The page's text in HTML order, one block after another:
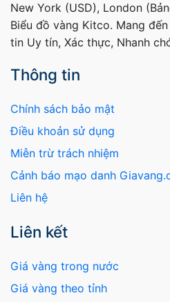
New York (USD), London
Biểu đồ vàng Kitco. Mang
tin Uy tín, Xác thực, Nhanh
Thông tin
Chính sách bảo mật
Điều khoản sử dụng
Miễn trừ trách nhiệm
Cảnh báo mạo danh
Liên hệ
Liên kết
Giá vàng trong nước
Giá vàng theo tỉnh